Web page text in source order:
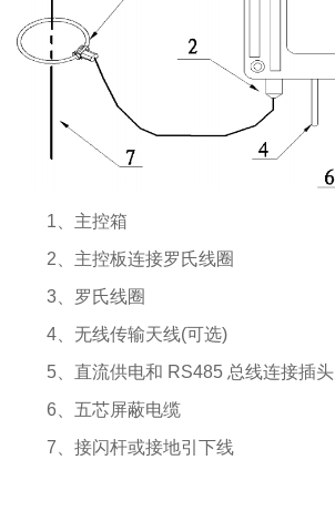
1、主控箱
2、主控板连接罗氏线圈
3、罗氏线圈
4、无线传输天线(可选)
5、直流供电和 RS485 总线连接插头
6、五芯屏蔽电缆
7、接闪杆或接地引下线